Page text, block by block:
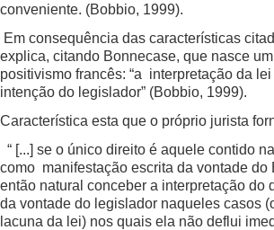
conveniente. (Bobbio, 1999).
Em consequência das características
explica, citando Bonnecase, que nasce
positivismo francês: “a interpretação da
intenção do legislador” (Bobbio, 1999).
Característica esta que o próprio jurista
“ [...] se o único direito é aquele contido
como manifestação escrita da vontade do
então natural conceber a interpretação do
da vontade do legislador naqueles casos
lacuna da lei) nos quais ela não deflui